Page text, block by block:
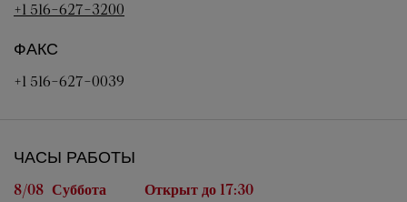
+1 516-627-3200
ФАКС
+1 516-627-0039
ЧАСЫ РАБОТЫ
День неделиЧасы работы
8/08 Суббота Открыт до 17:30